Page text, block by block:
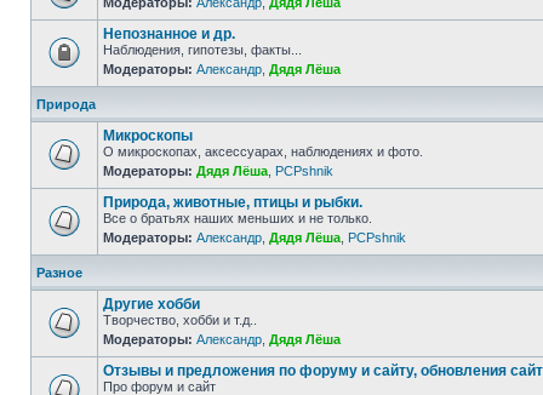
Непознанное и др.
Наблюдения, гипотезы, факты...
Модераторы: Александр Дядя Лёша
Природа
Микроскопы
О микроскопах, аксессуарах, наблюдениях и фото.
Модераторы: Дядя Лёша PCPshnik
Природа, животные, птицы и рыбки.
Все о братьях наших меньших и не только.
Модераторы: Александр Дядя Лёша PCPshnik
Разное
Другие хобби
Творчество, хобби и т.д..
Модераторы: Александр Дядя Лёша
Отзывы и предложения по форуму и сайту, обновления
Про форум и сайт